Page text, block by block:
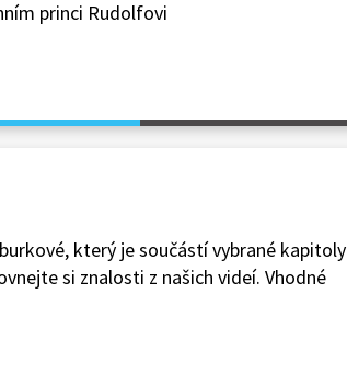
princi Rudolfovi
který je součástí vybrané kapitoly
si znalosti z našich videí. Vhodné